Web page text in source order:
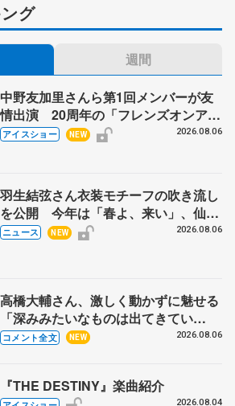
グ
週間
中野友加里さんら第1回メンバーが友
情出演 20周年の「フレンズオンアイ
ス」 宮本賢二さん、有川梨絵さん、
アイスショー NEW 2026.08.06
羽生結弦さん衣装モチーフの吹き流し
を公開 今年は「春よ、来い」、仙台
の瑞鳳殿
ニュース NEW 2026.08.06
高橋大輔さん、激しく動かずに魅せる
「深みみたいなものは出てきてい
る？」 〝兄さん〟と慕うレジェンド
コメント全文 NEW 2026.08.06
『THE DESTINY』楽曲紹介
2026.08.04